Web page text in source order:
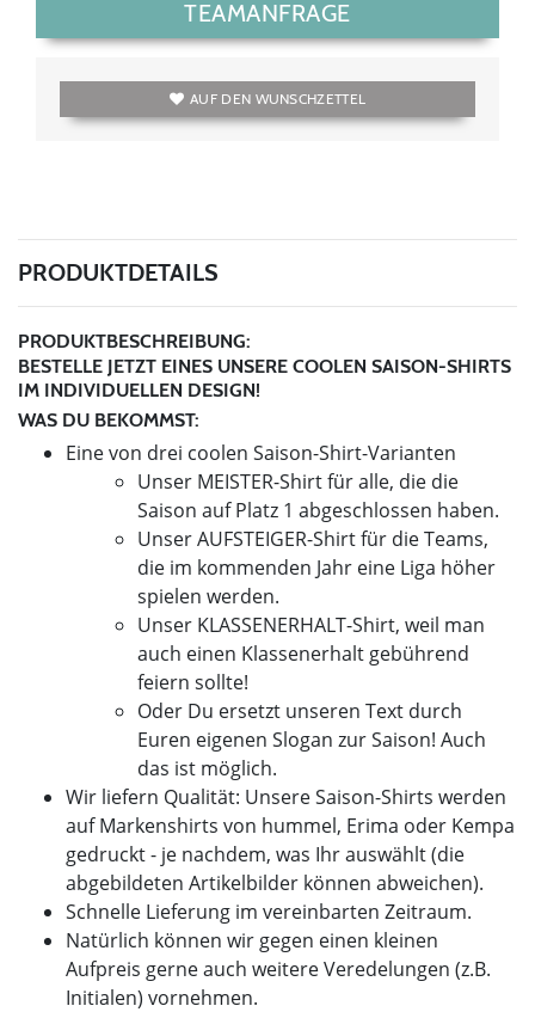
TEAMANFRAGE
AUF DEN WUNSCHZETTEL
PRODUKTDETAILS
PRODUKTBESCHREIBUNG:
BESTELLE JETZT EINES UNSERE COOLEN SAISON-SHIRTS
IM INDIVIDUELLEN DESIGN!
WAS DU BEKOMMST:
Eine von drei coolen Saison-Shirt-Varianten
Unser MEISTER-Shirt für alle, die die
Saison auf Platz 1 abgeschlossen haben.
Unser AUFSTEIGER-Shirt für die Teams,
die im kommenden Jahr eine Liga höher
spielen werden.
Unser KLASSENERHALT-Shirt, weil man
auch einen Klassenerhalt gebührend
feiern sollte!
Oder Du ersetzt unseren Text durch
Euren eigenen Slogan zur Saison! Auch
das ist möglich.
Wir liefern Qualität: Unsere Saison-Shirts werden
auf Markenshirts von hummel, Erima oder Kempa
gedruckt - je nachdem, was Ihr auswählt (die
abgebildeten Artikelbilder können abweichen).
Schnelle Lieferung im vereinbarten Zeitraum.
Natürlich können wir gegen einen kleinen
Aufpreis gerne auch weitere Veredelungen (z.B.
Initialen) vornehmen.